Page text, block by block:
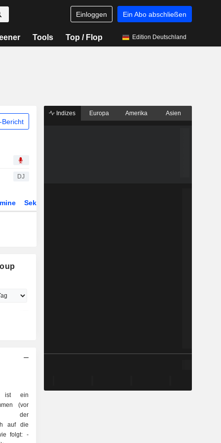
Einloggen Ein Abo abschließen
Tools Top / Flop Edition Deutschland
Bericht
DJ
Sektor
ist ein
(vor
der
auf die
folgt: -
Indizes Europa Amerika Asien